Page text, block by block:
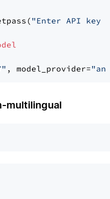
"Enter API key
, model_provider=
multilingual